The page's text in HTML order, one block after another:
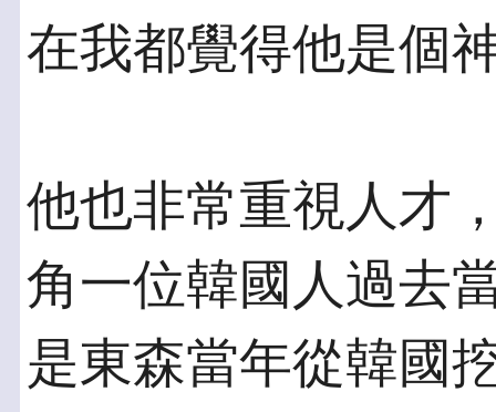
在我都覺得他是個
他也非常重視人才
角一位韓國人過去
是東森當年從韓國